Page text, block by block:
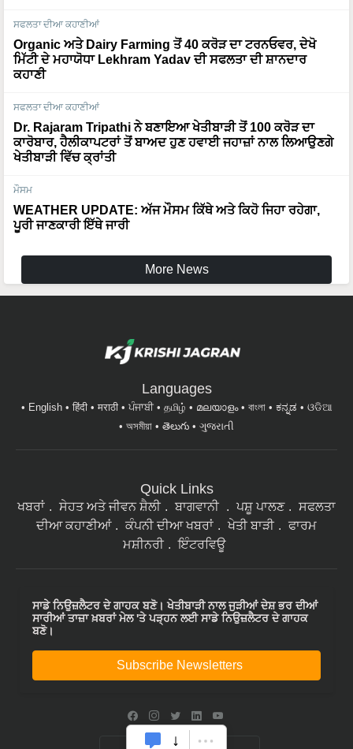
ਸਫਲਤਾ ਦੀਆ ਕਹਾਣੀਆਂ
Organic ਅਤੇ Dairy Farming ਤੋਂ 40 ਕਰੋੜ ਦਾ ਟਰਨਓਵਰ, ਦੇਖੋ
ਮਿੱਟੀ ਦੇ ਮਹਾਯੋਧਾ Lekhram Yadav ਦੀ ਸਫਲਤਾ ਦੀ ਸ਼ਾਨਦਾਰ
ਕਹਾਣੀ
ਸਫਲਤਾ ਦੀਆ ਕਹਾਣੀਆਂ
Dr. Rajaram Tripathi ਨੇ ਬਣਾਇਆ ਖੇਤੀਬਾੜੀ ਤੋਂ 100 ਕਰੋੜ ਦਾ
ਕਾਰੋਬਾਰ, ਹੈਲੀਕਾਪਟਰਾਂ ਤੋਂ ਬਾਅਦ ਹੁਣ ਹਵਾਈ ਜਹਾਜ਼ਾਂ ਨਾਲ ਲਿਆਉਣਗੇ
ਖੇਤੀਬਾੜੀ ਵਿੱਚ ਕ੍ਰਾਂਤੀ
ਮੌਸਮ
WEATHER UPDATE: ਅੱਜ ਮੌਸਮ ਕਿੱਥੇ ਅਤੇ ਕਿਹੋ ਜਿਹਾ ਰਹੇਗਾ,
ਪੂਰੀ ਜਾਣਕਾਰੀ ਇੱਥੇ ਜਾਰੀ
More News
Languages
English हिंदी मराठी ਪੰਜਾਬੀ தமிழ் മലയാളം বাংলা ಕನ್ನಡ
ଓଡିଆ
অসমীয়া
తెలుగు ગુજરાતી
Quick Links
ਖਬਰਾਂ ਸੇਹਤ ਅਤੇ ਜੀਵਨ ਸ਼ੈਲੀ ਬਾਗਵਾਨੀ ਪਸ਼ੂ ਪਾਲਣ
ਸਫਲਤਾ
ਦੀਆ ਕਹਾਣੀਆਂ
ਕੰਪਨੀ ਦੀਆ ਖਬਰਾਂ ਖੇਤੀ ਬਾੜੀ
ਫਾਰਮ
ਮਸ਼ੀਨਰੀ
ਇੰਟਰਵਿਊ
ਸਾਡੇ ਨਿਉਜ਼ਲੈਟਰ ਦੇ ਗਾਹਕ ਬਣੋ। ਖੇਤੀਬਾੜੀ ਨਾਲ ਜੁੜੀਆਂ ਦੇਸ਼ ਭਰ ਦੀਆਂ
ਸਾਰੀਆਂ ਤਾਜ਼ਾ ਖ਼ਬਰਾਂ ਮੇਲ 'ਤੇ ਪੜ੍ਹਨ ਲਈ ਸਾਡੇ ਨਿਉਜ਼ਲੈਟਰ ਦੇ ਗਾਹਕ
ਬਣੋ।
Subscribe Newsletters